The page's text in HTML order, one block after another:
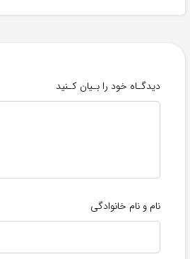
دیدگـاه خود را بـیان کـنید
نام و نام خانوادگی